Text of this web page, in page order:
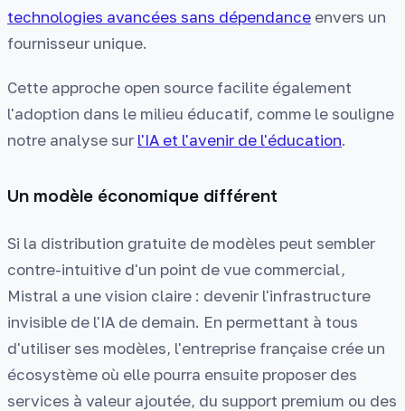
technologies avancées sans dépendance envers un
fournisseur unique.
Cette approche open source facilite également
l'adoption dans le milieu éducatif, comme le souligne
notre analyse sur l'IA et l'avenir de l'éducation.
Un modèle économique différent
Si la distribution gratuite de modèles peut sembler
contre-intuitive d'un point de vue commercial,
Mistral a une vision claire : devenir l'infrastructure
invisible de l'IA de demain. En permettant à tous
d'utiliser ses modèles, l'entreprise française crée un
écosystème où elle pourra ensuite proposer des
services à valeur ajoutée, du support premium ou des